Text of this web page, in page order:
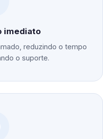
imediato
reduzindo o tempo
o suporte.